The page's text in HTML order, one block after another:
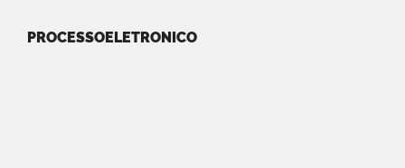
PROCESSOELETRONICO